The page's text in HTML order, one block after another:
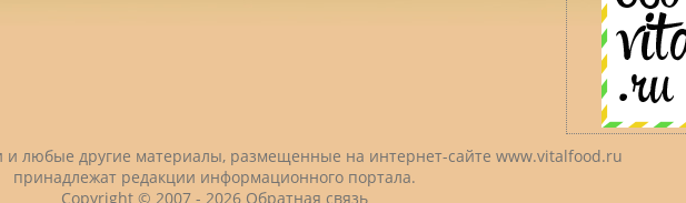
и любые другие материалы, размещенные на интернет-сайте www.vitalfood.ru
принадлежат редакции информационного портала.
Copyright © 2007 - 2026 Обратная связь